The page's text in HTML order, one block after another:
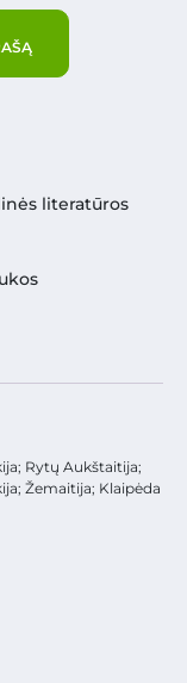
literatūros
Rytų Aukštaitija;
Žemaitija; Klaipėda